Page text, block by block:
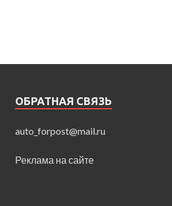
ОБРАТНАЯ СВЯЗЬ
auto_forpost@mail.ru
Реклама на сайте